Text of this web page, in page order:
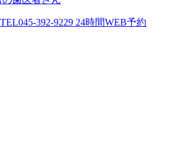
045-392-9229 24時間WEB予約